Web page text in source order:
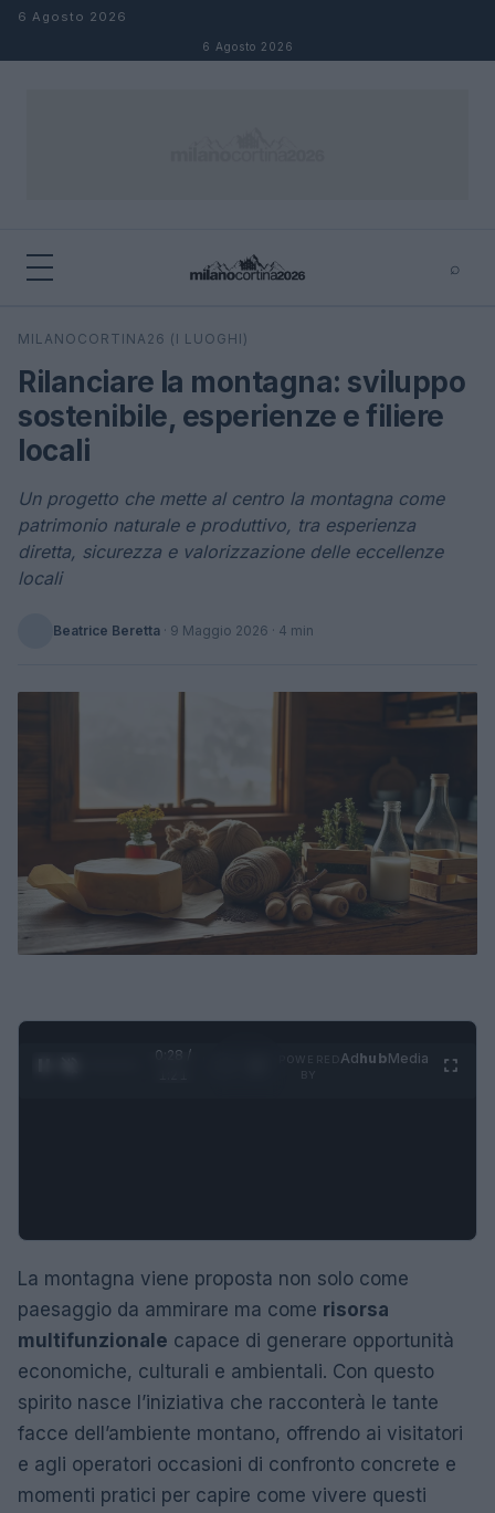
Salta al contenuto
6 Agosto 2026
6 Agosto 2026
⌕
Cerca
MILANOCORTINA26 (I LUOGHI)
Rilanciare la montagna: sviluppo
sostenibile, esperienze e filiere
locali
Un progetto che mette al centro la montagna come
patrimonio naturale e produttivo, tra esperienza
diretta, sicurezza e valorizzazione delle eccellenze
locali
Beatrice Beretta · 9 Maggio 2026 · 4 min
0:29 /
AdhubMedia
La montagna viene proposta non solo come
paesaggio da ammirare ma come risorsa
multifunzionale capace di generare opportunità
economiche, culturali e ambientali. Con questo
spirito nasce l’iniziativa che racconterà le tante
facce dell’ambiente montano, offrendo ai visitatori
e agli operatori occasioni di confronto concrete e
momenti pratici per capire come vivere questi